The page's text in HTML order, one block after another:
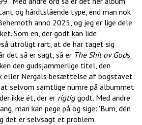
og hårdtslående type, end man nok
anno 2025, og jeg er lige dele
Som en, der godt kan lide
utroligt rart, at de har taget sig
det så er sagt, så er The Shit ov Gods
den gudsjammerlige titel, den
eller Nergals besættelse af bogstavet
at selvom samtlige numre på albummet
ikke ét, der er rigtiggodt. Med andre
man kan pege på og sige: ’Bum, dén
det er selvsagt et problem.